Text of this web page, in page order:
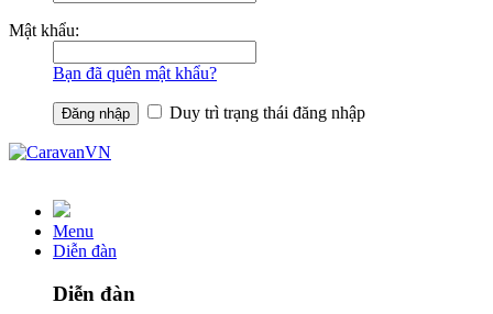
Mật khẩu:
Bạn đã quên mật khẩu?
Duy trì trạng thái đăng nhập
Menu
Diễn đàn
Diễn đàn